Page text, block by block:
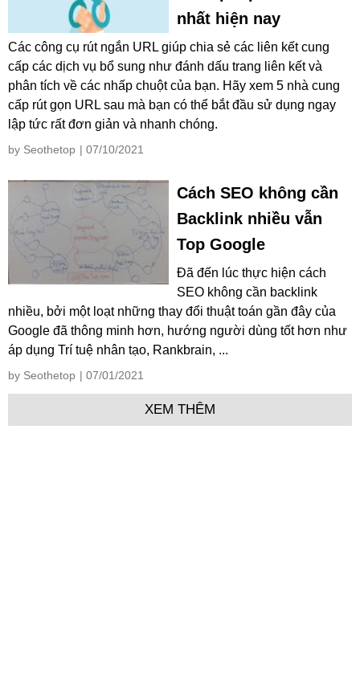
nhất hiện nay
Các công cụ rút ngắn URL giúp chia sẻ các liên kết cung
cấp các dịch vụ bổ sung như đánh dấu trang liên kết và
phân tích về các nhấp chuột của bạn. Hãy xem 5 nhà cung
cấp rút gọn URL sau mà bạn có thể bắt đầu sử dụng ngay
lập tức rất đơn giản và nhanh chóng.
by Seothetop | 07/10/2021
Cách SEO không cần
Backlink nhiều vẫn
Top Google
Đã đến lúc thực hiện cách
SEO không cần backlink
nhiều, bởi một loạt những thay đổi thuật toán gần đây của
Google đã thông minh hơn, hướng người dùng tốt hơn như
áp dụng Trí tuệ nhân tạo, Rankbrain, ...
by Seothetop | 07/01/2021
XEM THÊM